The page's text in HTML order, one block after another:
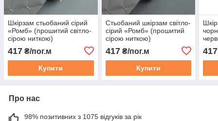
Шкірзам стьобаний сірий
«Ромб» (прошитий світло-
сірою ниткою)
дубльований синтепоном і
флізеліном шир 1,35 м
417 ₴/пог.м
Купити
Стьобаний шкірзам світло-
сірий «Ромб» (прошитий
сірою ниткою)
дубльований синтепоном і
флізеліном, шир. 1,35 м
417₴/пог.м
Купити
та
417
Про нас
98% позитивних з 1075 відгуків за рік